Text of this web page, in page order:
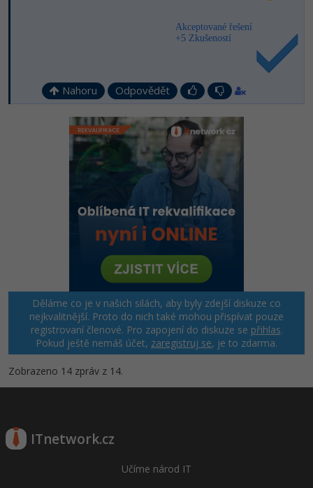
Akceptované řešení
+5 Zkušeností
Nahoru Odpovědět
Děláme co je v našich silách, aby byly zdejší diskuze co
nejkvalitnější. Proto do nich také mohou přispívat pouze
registrovaní členové. Pro zapojení do diskuze se přihlas.
Pokud ještě nemáš účet, zaregistruj se, je to zdarma.
Zobrazeno 14 zpráv z 14.
ITnetwork.cz
Učíme národ IT